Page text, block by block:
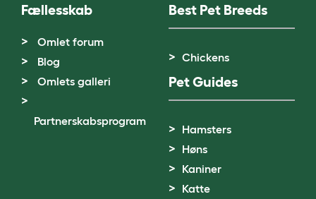
Fællesskab
Omlet forum
Blog
Omlets galleri
Partnerskabsprogram
Best Pet Breeds
Chickens
Pet Guides
Hamsters
Høns
Kaniner
Katte